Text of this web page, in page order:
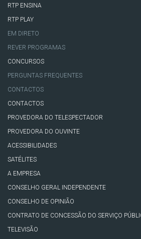
RTP ENSINA
RTP PLAY
EM DIRETO
REVER PROGRAMAS
CONCURSOS
PERGUNTAS FREQUENTES
CONTACTOS
CONTACTOS
PROVEDORA DO TELESPECTADOR
PROVEDORA DO OUVINTE
ACESSIBILIDADES
SATÉLITES
A EMPRESA
CONSELHO GERAL INDEPENDENTE
CONSELHO DE OPINIÃO
CONTRATO DE CONCESSÃO DO SERVIÇO
TELEVISÃO